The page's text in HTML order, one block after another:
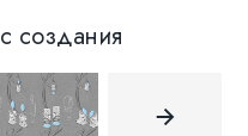
создания